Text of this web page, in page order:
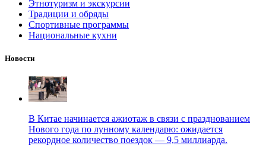
Этнотуризм и экскурсии
Традиции и обряды
Спортивные программы
Национальные кухни
Новости
В Китае начинается ажиотаж в связи с празднованием
Нового года по лунному календарю: ожидается
рекордное количество поездок — 9,5 миллиарда.